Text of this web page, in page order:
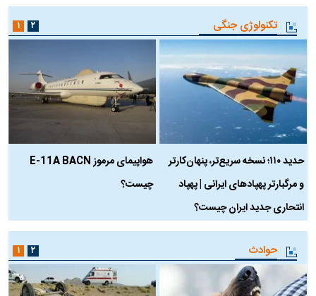
تکنولوژی جنگی
حدید ۱۱۰؛ نسخه سریع‌تر، پنهان‌کارتر
و مرگبارتر پهپادهای ایرانی | پهپاد
انتحاری جدید ایران چیست؟
هواپیمای مرموز E-11A BACN
چیست؟
۱ ۲
حوادث ۱ ۲